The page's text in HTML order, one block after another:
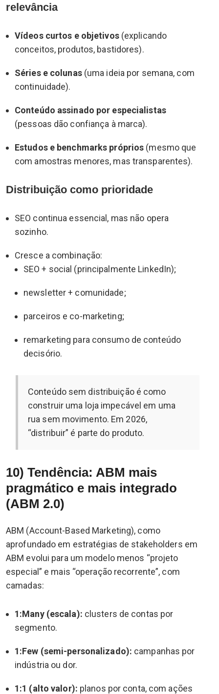
relevância
Vídeos curtos e objetivos(explicando
conceitos, produtos, bastidores).
Séries e colunas(uma ideia por semana, com
continuidade).
Conteúdo assinado por especialistas
(pessoas dão confiança à marca).
Estudos e benchmarks próprios (mesmo que
com amostras menores, mas transparentes).
Distribuição como prioridade
SEO continua essencial, mas não opera
sozinho.
Cresce a combinação:
SEO + social (principalmente LinkedIn);
newsletter + comunidade;
parceiros e co-marketing;
remarketing para consumo de conteúdo
decisório.
Conteúdo sem distribuição é como
construir uma loja impecável em uma
rua sem movimento. Em 2026,
“distribuir” é parte do produto.
10) Tendência: ABM mais
pragmático e mais integrado
(ABM 2.0)
ABM (Account-Based Marketing), como
aprofundado em estratégias de stakeholders em
ABM evolui para um modelo menos “projeto
especial” e mais “operação recorrente”, com
camadas:
1:Many (escala): clusters de contas por
segmento.
1:Few (semi-personalizado): campanhas por
indústria ou dor.
1:1 (alto valor): planos por conta, com ações